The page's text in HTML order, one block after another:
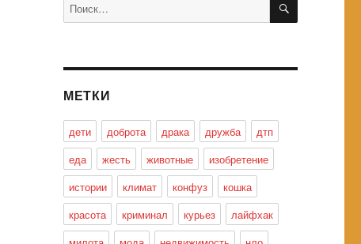
МЕТКИ
дети доброта драка дружба
дтп
еда
жесть животные
изобретение
истории
климат конфуз
кошка
красота
криминал курьез
лайфхак